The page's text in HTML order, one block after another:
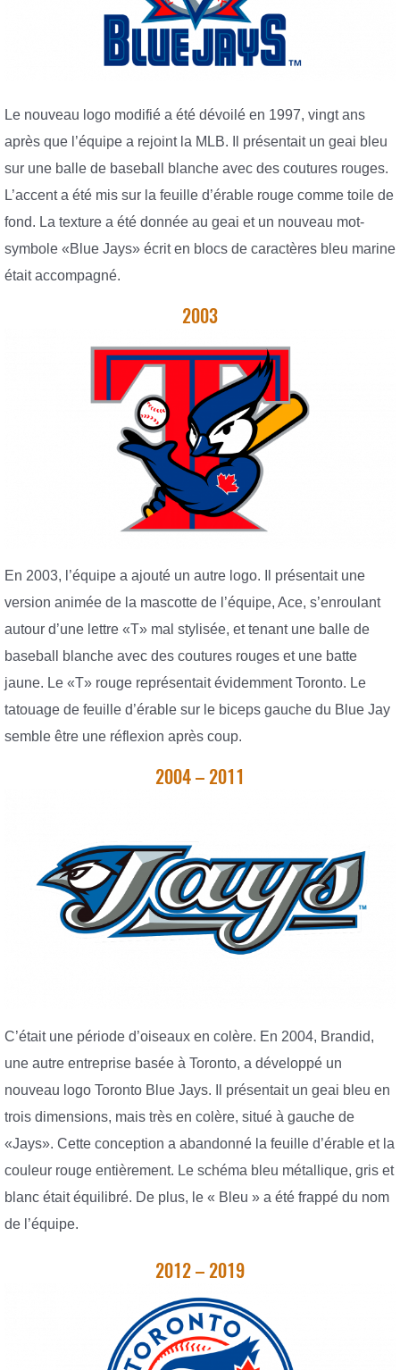
Le nouveau logo modifié a été dévoilé en 1997, vingt ans
après que l’équipe a rejoint la MLB. Il présentait un geai bleu
sur une balle de baseball blanche avec des coutures rouges.
L’accent a été mis sur la feuille d’érable rouge comme toile de
fond. La texture a été donnée au geai et un nouveau mot-
symbole «Blue Jays» écrit en blocs de caractères bleu marine
était accompagné.
2003
En 2003, l’équipe a ajouté un autre logo. Il présentait une
version animée de la mascotte de l’équipe, Ace, s’enroulant
autour d’une lettre «T» mal stylisée, et tenant une balle de
baseball blanche avec des coutures rouges et une batte
jaune. Le «T» rouge représentait évidemment Toronto. Le
tatouage de feuille d’érable sur le biceps gauche du Blue Jay
semble être une réflexion après coup.
2004 – 2011
C’était une période d’oiseaux en colère. En 2004, Brandid,
une autre entreprise basée à Toronto, a développé un
nouveau logo Toronto Blue Jays. Il présentait un geai bleu en
trois dimensions, mais très en colère, situé à gauche de
«Jays». Cette conception a abandonné la feuille d’érable et la
couleur rouge entièrement. Le schéma bleu métallique, gris et
blanc était équilibré. De plus, le « Bleu » a été frappé du nom
de l’équipe.
2012 – 2019